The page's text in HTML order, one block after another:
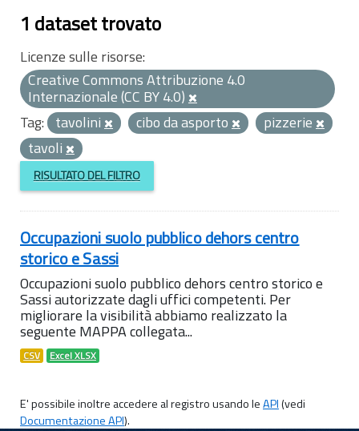
1 dataset trovato
Licenze sulle risorse:
Creative Commons Attribuzione 4.0
Internazionale (CC BY 4.0)
Tag: tavolini cibo da asporto
pizzerie
tavoli
RISULTATO DEL FILTRO
Occupazioni suolo pubblico dehors centro
storico e Sassi
Occupazioni suolo pubblico dehors centro storico e
Sassi autorizzate dagli uffici competenti. Per
migliorare la visibilità abbiamo realizzato la
seguente MAPPA collegata...
CSV Excel XLSX
E' possibile inoltre accedere al registro usando leAPI(vedi
Documentazione API).